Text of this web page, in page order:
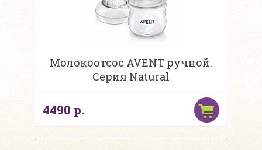
Молокоотсос AVENT ручной.
Серия Natural
4490 р.